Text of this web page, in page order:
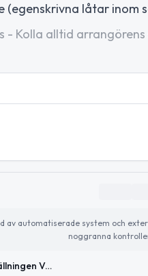
(egenskrivna låtar inom
Kolla alltid arrangörens
av automatiserade system och
noggranna
Finissage för utställningen VÅR